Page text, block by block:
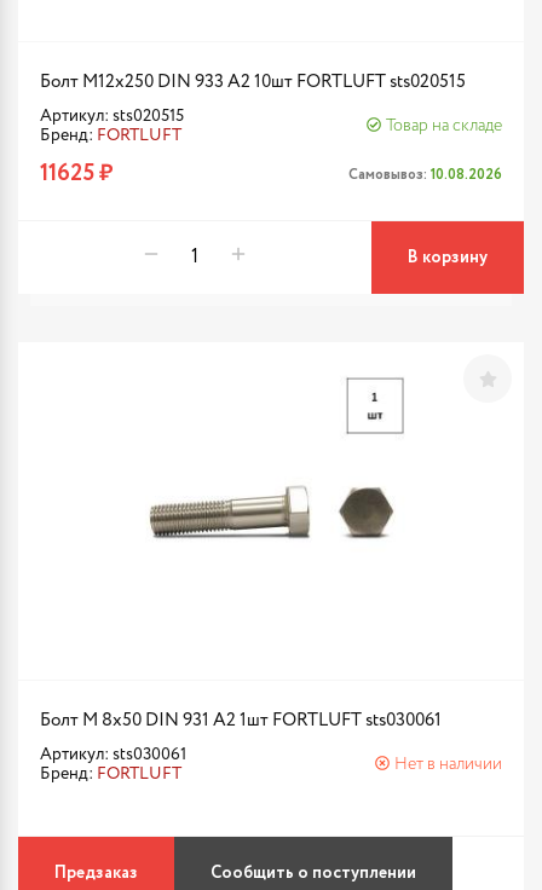
Болт М12х250 DIN 933 A2 10шт FORTLUFT sts020515
Артикул: sts020515
Бренд: FORTLUFT
Товар на складе
11625 ₽ Самовывоз: 10.08.2026
В корзину
Болт М 8х50 DIN 931 A2 1шт FORTLUFT sts030061
Артикул: sts030061
Бренд: FORTLUFT
Нет в наличии
Предзаказ Сообщить о поступлении